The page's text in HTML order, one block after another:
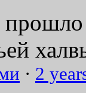
прошло
· 2